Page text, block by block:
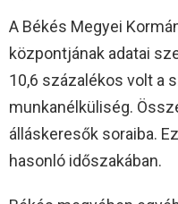
A Békés Megyei
központjának adatai
10,6 százalékos volt a
munkanélküliség.
álláskeresők soraiba.
hasonló időszakában.